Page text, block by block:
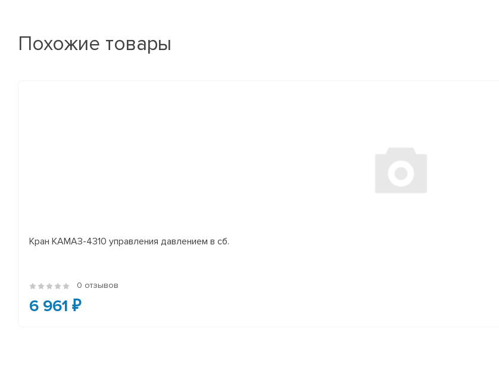
Похожие товары
Кран КАМАЗ-4310 управления давлением в сб.
0 отзывов
6 961 ₽